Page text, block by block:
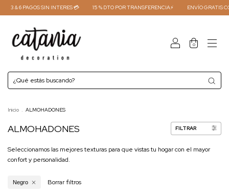
& 6 PAGOS SIN INTERES 💳 15 % DTO POR TRANSFERENCIA⚡ ENVÍO GRATIS
0
Inicio . ALMOHADONES
ALMOHADONES FILTRAR
Seleccionamos las mejores texturas para que vistas tu hogar con el mayor
confort y personalidad.
Negro Borrar filtros